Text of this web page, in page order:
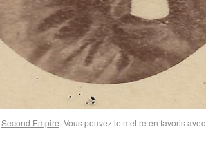
Second Empire. Vous pouvez le mettre en favoris avec